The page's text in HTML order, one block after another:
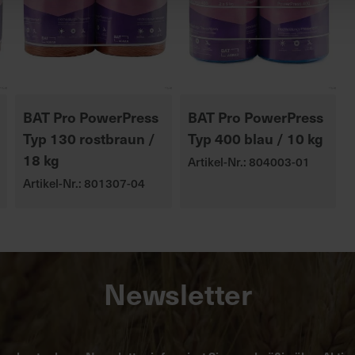
BAT Pro PowerPress
Typ 130 rostbraun /
18 kg
Artikel-Nr.: 801307-04
BAT Pro PowerPress
Typ 400 blau / 10 kg
Artikel-Nr.: 804003-01
Newsletter